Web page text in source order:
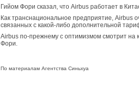
Гийом Фори сказал, что Airbus работает в
Как транснациональное предприятие, Airbus
связанных с какой-либо дополнительной
Airbus по-прежнему с оптимизмом смотрит на
Фори.
По материалам Агентства Синьхуа